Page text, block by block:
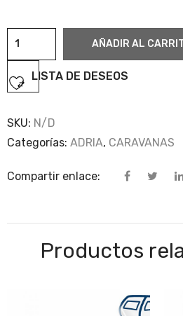
Adria
cantidad
AÑADIR AL
LISTA DE DESEOS
SKU: N/D
Categorías: ADRIA, CARAVANAS
Compartir enlace:
Productos